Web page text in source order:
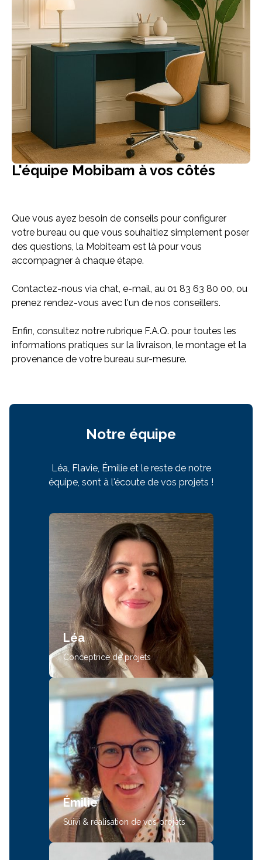
L'équipe Mobibam à vos côtés
Que vous ayez besoin de conseils pour configurer
votre bureau ou que vous souhaitiez simplement poser
des questions, la Mobiteam est là pour vous
accompagner à chaque étape.
Contactez-nous via chat, e-mail, au 01 83 63 80 00, ou
prenez rendez-vous avec l'un de nos conseillers.
Enfin, consultez notre rubrique F.A.Q. pour toutes les
informations pratiques sur la livraison, le montage et la
provenance de votre bureau sur-mesure.
Notre équipe
Léa, Flavie, Émilie et le reste de notre
équipe, sont à l'écoute de vos projets !
Léa
Conceptrice de projets
Émilie
Suivi & réalisation de vos projets